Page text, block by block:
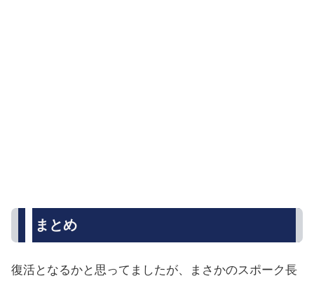
まとめ
復活となるかと思ってましたが、まさかのスポーク長